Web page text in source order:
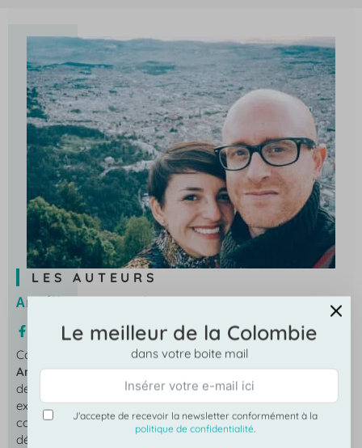
LES AUTEURS
Angélica & Samuel
Couple franco-colombien installé en Colombie depuis 2023,
Angélica TroyaetSamuel Bourilleparcourent le pays
depuis 2013 et partagent leurs reportages et leurs
expériences sur leur blogMon voyage en Colombie,
combinant regard local et recul de voyageur pour faire
découvrir la Colombie autrement à leurs lecteurs.
Le meilleur de la Colombie
dans votre boite mail
J'accepte de recevoir la newsletter conformément à la
politique de confidentialité.